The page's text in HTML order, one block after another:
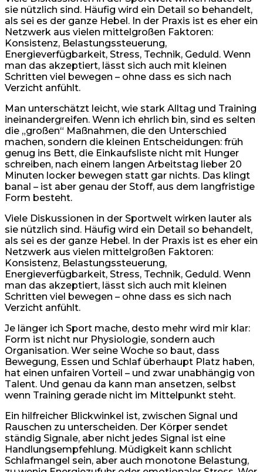
sie nützlich sind. Häufig wird ein Detail so behandelt,
als sei es der ganze Hebel. In der Praxis ist es eher ein
Netzwerk aus vielen mittelgroßen Faktoren:
Konsistenz, Belastungssteuerung,
Energieverfügbarkeit, Stress, Technik, Geduld. Wenn
man das akzeptiert, lässt sich auch mit kleinen
Schritten viel bewegen – ohne dass es sich nach
Verzicht anfühlt.
Man unterschätzt leicht, wie stark Alltag und Training
ineinandergreifen. Wenn ich ehrlich bin, sind es selten
die „großen“ Maßnahmen, die den Unterschied
machen, sondern die kleinen Entscheidungen: früh
genug ins Bett, die Einkaufsliste nicht mit Hunger
schreiben, nach einem langen Arbeitstag lieber 20
Minuten locker bewegen statt gar nichts. Das klingt
banal – ist aber genau der Stoff, aus dem langfristige
Form besteht.
Viele Diskussionen in der Sportwelt wirken lauter als
sie nützlich sind. Häufig wird ein Detail so behandelt,
als sei es der ganze Hebel. In der Praxis ist es eher ein
Netzwerk aus vielen mittelgroßen Faktoren:
Konsistenz, Belastungssteuerung,
Energieverfügbarkeit, Stress, Technik, Geduld. Wenn
man das akzeptiert, lässt sich auch mit kleinen
Schritten viel bewegen – ohne dass es sich nach
Verzicht anfühlt.
Je länger ich Sport mache, desto mehr wird mir klar:
Form ist nicht nur Physiologie, sondern auch
Organisation. Wer seine Woche so baut, dass
Bewegung, Essen und Schlaf überhaupt Platz haben,
hat einen unfairen Vorteil – und zwar unabhängig von
Talent. Und genau da kann man ansetzen, selbst
wenn Training gerade nicht im Mittelpunkt steht.
Ein hilfreicher Blickwinkel ist, zwischen Signal und
Rauschen zu unterscheiden. Der Körper sendet
ständig Signale, aber nicht jedes Signal ist eine
Handlungsempfehlung. Müdigkeit kann schlicht
Schlafmangel sein, aber auch monotone Belastung,